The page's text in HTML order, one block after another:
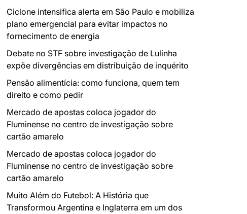
Ciclone intensifica alerta em São Paulo e mobiliza
plano emergencial para evitar impactos no
fornecimento de energia
Debate no STF sobre investigação de Lulinha
expõe divergências em distribuição de inquérito
Pensão alimentícia: como funciona, quem tem
direito e como pedir
Mercado de apostas coloca jogador do
Fluminense no centro de investigação sobre
cartão amarelo
Mercado de apostas coloca jogador do
Fluminense no centro de investigação sobre
cartão amarelo
Muito Além do Futebol: A História que
Transformou Argentina e Inglaterra em um dos